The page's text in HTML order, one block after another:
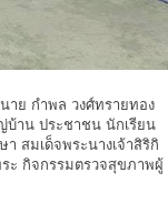
าย กำพล วงศ์ทรายทอง
บ้าน ประชาชน นักเรียน
สมเด็จพระนางเจ้าสิริกิ
ะ กิจกรรมตรวจสุขภาพผู้